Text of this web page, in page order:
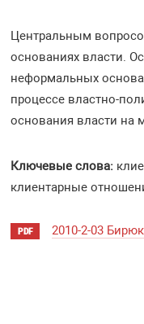
Центральным
основаниях власти.
неформальных
процессе властно-
основания власти на
Ключевые слова:
клиентарные
PDF 2010-2-03